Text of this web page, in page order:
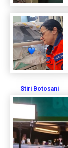
Stiri Botosani